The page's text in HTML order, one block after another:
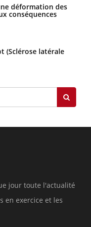
déformation des
conséquences
(Sclérose latérale
jour toute l'actualité
en exercice et les